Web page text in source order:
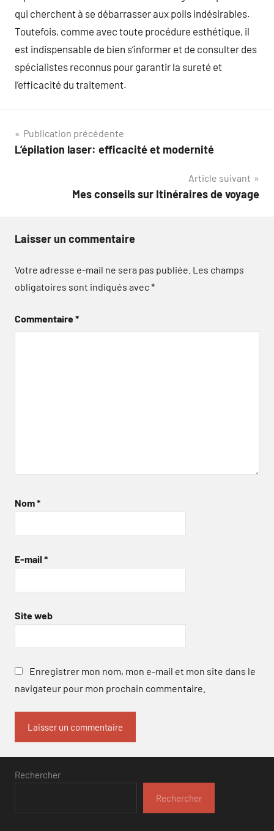
qui cherchent à se débarrasser aux poils indésirables.
Toutefois, comme avec toute procédure esthétique, il
est indispensable de bien s’informer et de consulter des
spécialistes reconnus pour garantir la sureté et
l’efficacité du traitement.
Navigation
de
Publication précédente
L’épilation laser: efficacité et modernité
Article suivant
Mes conseils sur Itinéraires de voyage
Laisser un commentaire
Votre adresse e-mail ne sera pas publiée. Les champs
obligatoires sont indiqués avec*
Commentaire*
Nom*
E-mail *
Site web
Enregistrer mon nom, mon e-mail et mon site dans le
navigateur pour mon prochain commentaire.
Rechercher
Rechercher